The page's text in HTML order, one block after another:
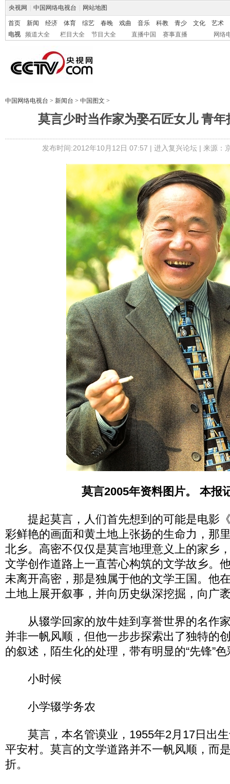
央视网 中国网络电视台 网站地图
首页 新闻 经济 体育 综艺 春晚 戏曲 音乐 科教 青少 文化
艺术
电视
频道大全 栏目大全 节目大全 直播中国 赛事直播 网络
中国网络电视台 > 新闻台 > 中国图文 >
莫言少时当作家为娶石匠女儿 青年
发布时间:2012年10月12日 07:57 | 进入复兴论坛| 来源：
莫言2005年资料图片。 本报
提起莫言，人们首先想到的可能是电影
彩鲜艳的画面和黄土地上张扬的生命力，那
北乡。高密不仅仅是莫言地理意义上的家乡
文学创作道路上一直苦心构筑的文学故乡。
未离开高密，那是独属于他的文学王国。他
土地上展开叙事，并向历史纵深挖掘，向广
从辍学回家的放牛娃到享誉世界的名作
并非一帆风顺，但他一步步探索出了独特的
的叙述，陌生化的处理，带有明显的“先锋”
小时候
小学辍学务农
莫言，本名管谟业，1955年2月17日出生
平安村。莫言的文学道路并不一帆风顺，而
折。